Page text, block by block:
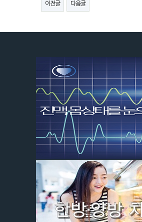
이전글 다음글